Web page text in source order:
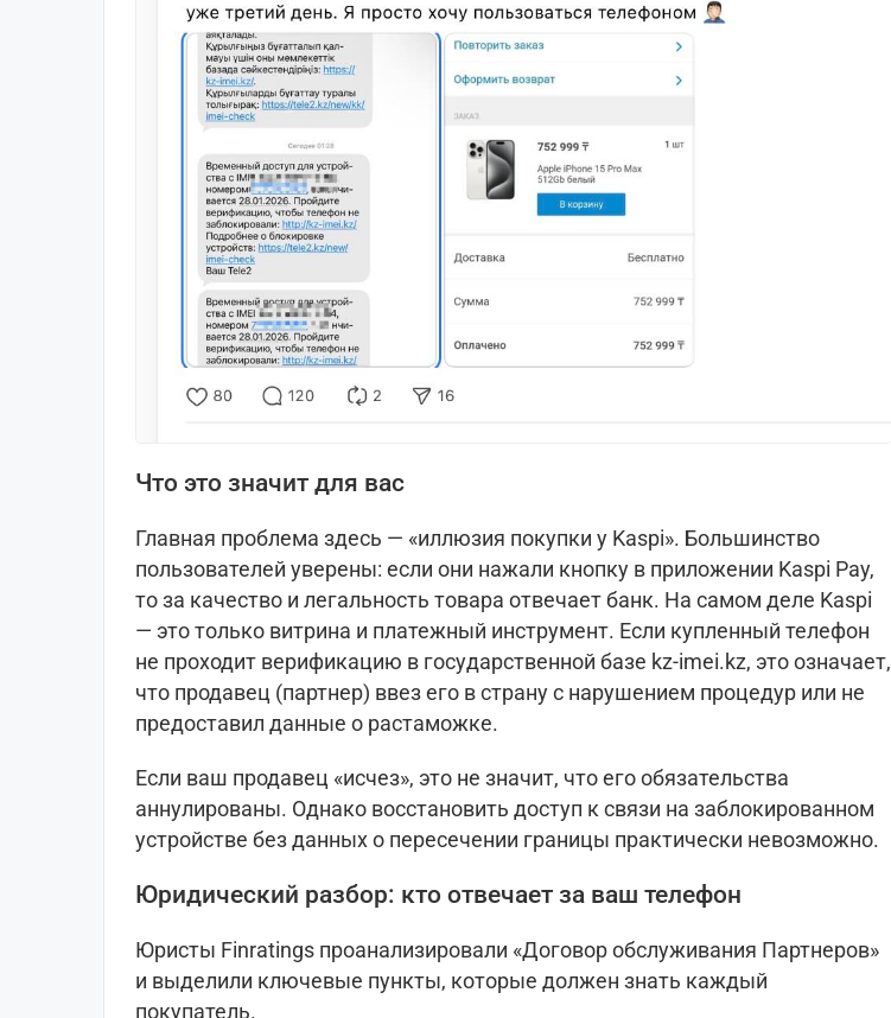
Что это значит для вас
Главная проблема здесь — «иллюзия покупки у Kaspi». Большинство
пользователей уверены: если они нажали кнопку в приложении Kaspi Pay,
то за качество и легальность товара отвечает банк. На самом деле Kaspi
— это только витрина и платежный инструмент. Если купленный телефон
не проходит верификацию в государственной базе kz-imei.kz, это означает,
что продавец (партнер) ввез его в страну с нарушением процедур или не
предоставил данные о растаможке.
Если ваш продавец «исчез», это не значит, что его обязательства
аннулированы. Однако восстановить доступ к связи на заблокированном
устройстве без данных о пересечении границы практически невозможно.
Юридический разбор: кто отвечает за ваш телефон
Юристы Finratings проанализировали «Договор обслуживания Партнеров»
и выделили ключевые пункты, которые должен знать каждый
покупатель.